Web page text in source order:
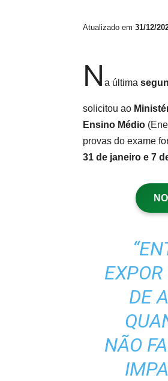
Atualizado em 31/12/
N a última
solicitou ao
Ensino Médio
provas do exame
31 de janeiro e 7
DE
NÃO